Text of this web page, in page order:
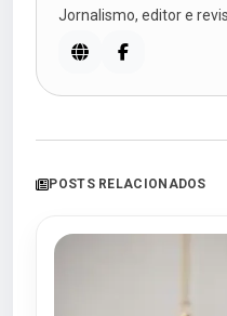
Jornalismo, editor e
POSTS RELACIONADOS